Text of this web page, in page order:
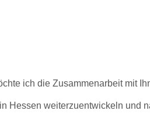
ich die Zusammenarbeit mit
Hessen weiterzuentwickeln und